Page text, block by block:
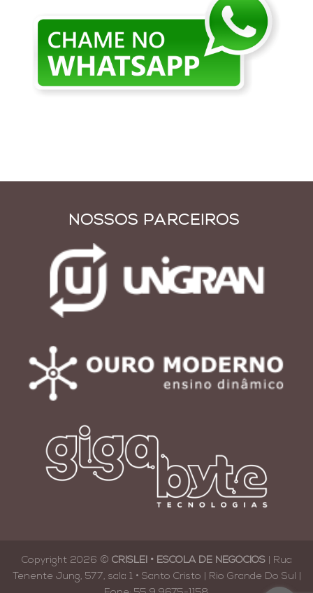
NOSSOS PARCEIROS
Copyright 2026 © CRISLEI • ESCOLA DE NEGÓCIOS| Rua
Tenente Jung, 577, sala 1 • Santo Cristo | Rio Grande Do Sul |